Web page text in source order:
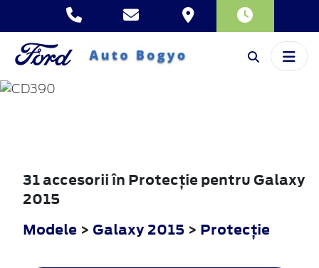
GALAXY
31 accesorii în Protecţie pentru Galaxy
2015
Modele > Galaxy 2015 > Protecţie